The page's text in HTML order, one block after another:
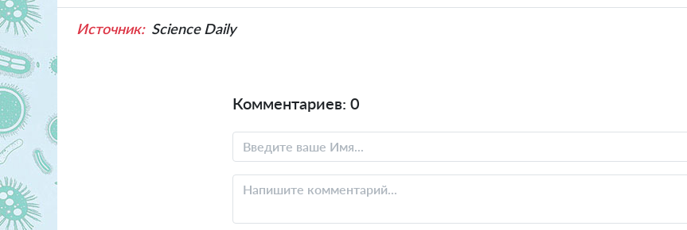
Источник: Science Daily
Комментариев: 0